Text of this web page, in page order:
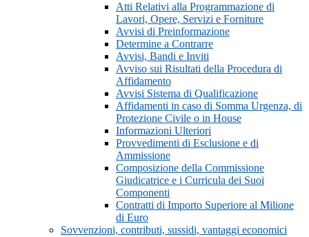
Atti Relativi alla Programmazione di
Lavori, Opere, Servizi e Forniture
Avvisi di Preinformazione
Determine a Contrarre
Avvisi, Bandi e Inviti
Avviso sui Risultati della Procedura di
Affidamento
Avvisi Sistema di Qualificazione
Affidamenti in caso di Somma Urgenza, di
Protezione Civile o in House
Informazioni Ulteriori
Provvedimenti di Esclusione e di
Ammissione
Composizione della Commissione
Giudicatrice e i Curricula dei Suoi
Componenti
Contratti di Importo Superiore al Milione
di Euro
Sovvenzioni, contributi, sussidi, vantaggi economici